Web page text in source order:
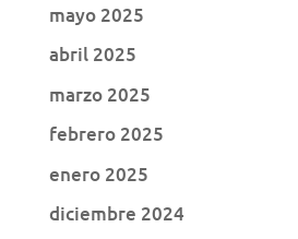
mayo 2025
abril 2025
marzo 2025
febrero 2025
enero 2025
diciembre 2024